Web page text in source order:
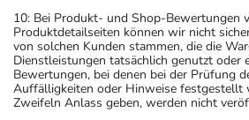
10: Bei Produkt- und Shop-Bewertungen
Produktdetailseiten können wir nicht
von solchen Kunden stammen, die die
Dienstleistungen tatsächlich genutzt oder
Bewertungen, bei denen bei der Prüfung
Auffälligkeiten oder Hinweise festgestellt
Zweifeln Anlass geben, werden nicht